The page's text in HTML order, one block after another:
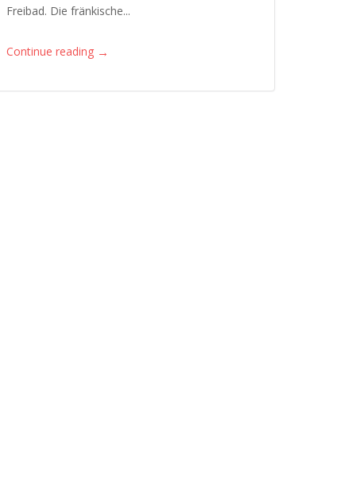
Freibad. Die fränkische...
Continue reading →